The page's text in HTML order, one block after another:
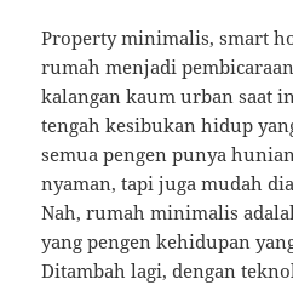
Property minimalis, smart
rumah menjadi
kalangan kaum urban saat
tengah kesibukan hidup
semua pengen punya
nyaman, tapi juga mudah
Nah, rumah minimalis
yang pengen kehidupan
Ditambah lagi, dengan